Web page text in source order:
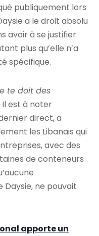
publiquement lors
a le droit absolu
avoir à se justifier
plus qu’elle n’a
spécifique.
te doit des
est à noter
direct, a
les Libanais qui
avec des
de conteneurs
ne pouvait
apporte un